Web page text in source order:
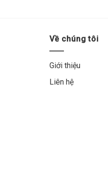
Về chúng tôi
Giới thiệu
Liên hệ